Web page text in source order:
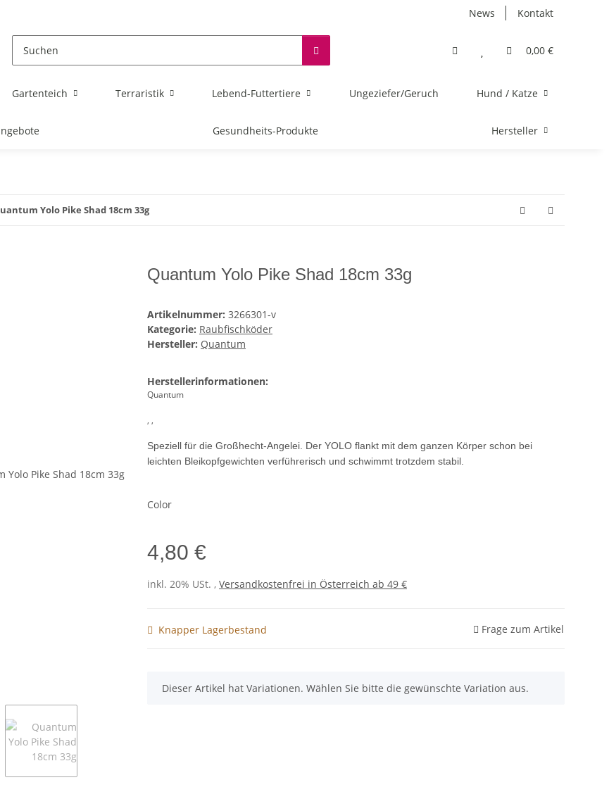
News Kontakt
0,00 €
Gartenteich Terraristik Lebend-Futtertiere Ungeziefer/Geruch Hund / Katze
Gesundheits-Produkte Hersteller
Yolo Pike Shad 18cm 33g
Quantum Yolo Pike Shad 18cm 33g
Artikelnummer: 3266301-v
Kategorie: Raubfischköder
Hersteller: Quantum
Herstellerinformationen:
Quantum
, ,
Speziell für die Großhecht-Angelei. Der YOLO flankt mit dem ganzen Körper schon bei
leichten Bleikopfgewichten verführerisch und schwimmt trotzdem stabil.
Color
4,80 €
inkl. 20% USt. , Versandkostenfrei in Österreich ab 49 €
Knapper Lagerbestand Frage zum Artikel
x
Dieser Artikel hat Variationen. Wählen Sie bitte die gewünschte Variation aus.